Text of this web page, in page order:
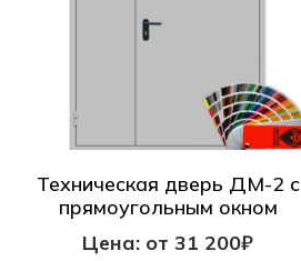
Техническая дверь ДМ-2 с
прямоугольным окном
Цена: от 31 200₽